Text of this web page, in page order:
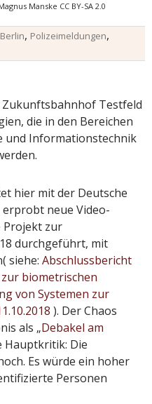
Manske CC BY-SA 2.0
Berlin, Polizeimeldungen,
Testfeld
die in den Bereichen
und Informationstechnik
hier mit der Deutsche
erprobt neue Video-
Projekt zur
durchgeführt, mit
siehe: Abschlussbericht
biometrischen
von Systemen zur
). Der Chaos
als „Debakel am
Hauptkritik: Die
Es würde ein hoher
Personen